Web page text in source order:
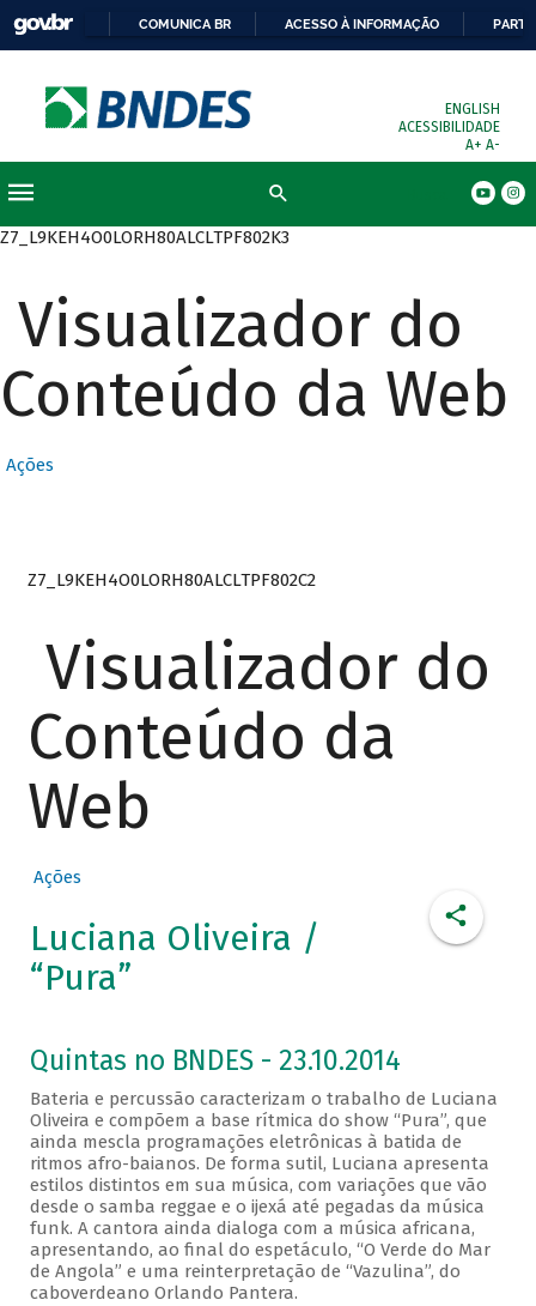
COMUNICA BR ACESSO À INFORMAÇÃO
ENGLISH
ACESSIBILIDADE
A+ A-
Z7_L9KEH4O0LORH80ALCLTPF802K3
Visualizador do
Conteúdo da Web
Ações
Z7_L9KEH4O0LORH80ALCLTPF802C2
Visualizador do
Conteúdo da
Web
Ações
Luciana Oliveira /
“Pura”
Quintas no BNDES - 23.10.2014
Bateria e percussão caracterizam o trabalho de Luciana
Oliveira e compõem a base rítmica do show “Pura”, que
ainda mescla programações eletrônicas à batida de
ritmos afro-baianos. De forma sutil, Luciana apresenta
estilos distintos em sua música, com variações que vão
desde o samba reggae e o ijexá até pegadas da música
funk. A cantora ainda dialoga com a música africana,
apresentando, ao final do espetáculo, “O Verde do Mar
de Angola” e uma reinterpretação de “Vazulina”, do
caboverdeano Orlando Pantera.